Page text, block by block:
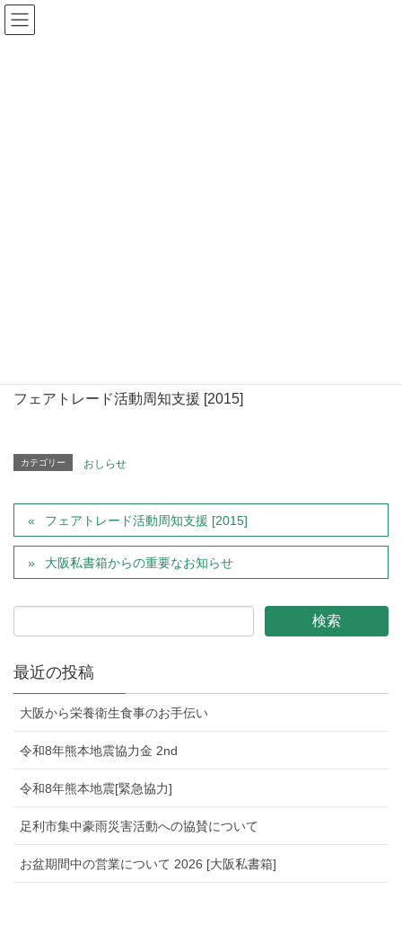
Warning
フェアトレード活動周知支援 [2015]
カテゴリー おしらせ
フェアトレード活動周知支援 [2015]
大阪私書箱からの重要なお知らせ
最近の投稿
大阪から栄養衛生食事のお手伝い
令和8年熊本地震協力金 2nd
令和8年熊本地震[緊急協力]
足利市集中豪雨災害活動への協賛について
お盆期間中の営業について 2026 [大阪私書箱]